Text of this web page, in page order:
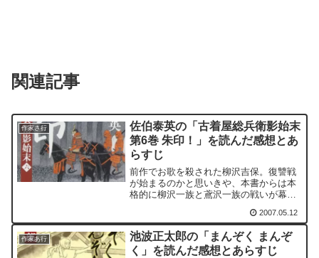
関連記事
作家さ行
佐伯泰英の「古着屋総兵衛影始末
第6巻 朱印！」を読んだ感想とあ
らすじ
前作でお歌を殺された柳沢吉保。復讐戦
が始まるのかと思いきや、本書からは本
格的に柳沢一族と鳶沢一族の戦いが幕を
が幕を開けるのが本書です。柳沢吉保が
甲府宰相に任ぜられるところから陰謀が
始まります。
2007.05.12
作家あ行
池波正太郎の「まんぞく まんぞ
く」を読んだ感想とあらすじ